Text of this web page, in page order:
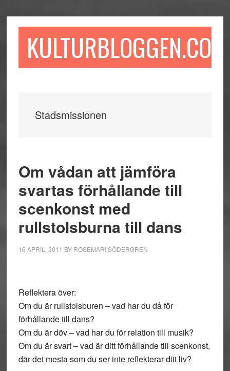
till
till
sidofältet
till
KULTURBLOGGEN.COM
Stadsmissionen
Om vådan att jämföra
svartas förhållande till
scenkonst med
rullstolsburna till dans
16 APRIL, 2011 BY ROSEMARI SÖDERGREN
Reflektera över:
Om du är rullstolsburen – vad har du då för
förhållande till dans?
Om du är döv – vad har du för relation till musik?
Om du är svart – vad är ditt förhållande till scenkonst,
där det mesta som du ser inte reflekterar ditt liv?